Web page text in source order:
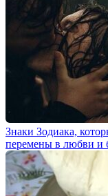
Знаки Зодиака,
перемены в любви и